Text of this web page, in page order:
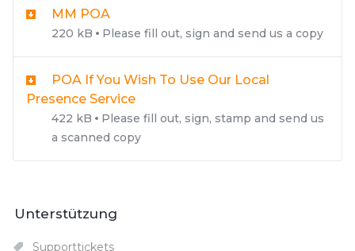
MM POA
220 kB Please fill out, sign and send us a copy
POA If You Wish To Use Our Local
Presence Service
422 kB
Please fill out, sign, stamp and send us
a scanned copy
Unterstützung
Supporttickets